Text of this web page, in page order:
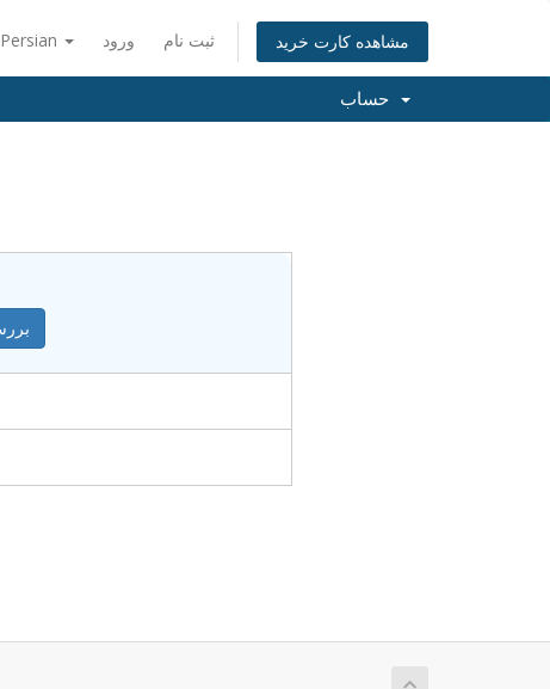
Persian ورود ثبت نام مشاهده کارت خرید